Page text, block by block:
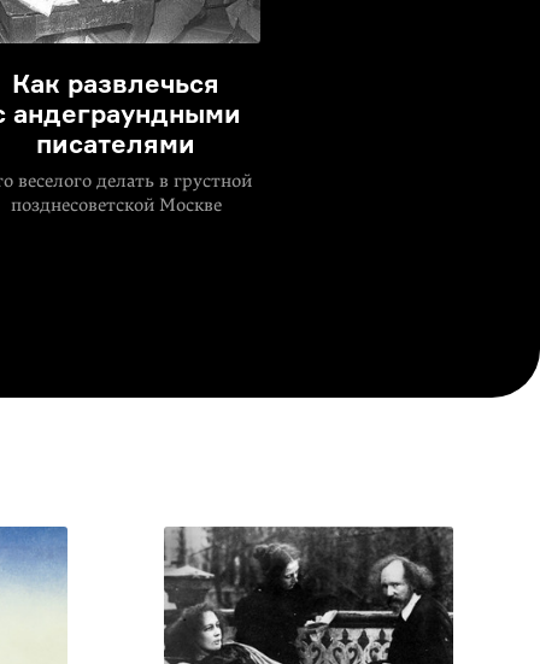
Как развлечься
андеграундными
писателями
веселого делать в грустной
позднесоветской Москве